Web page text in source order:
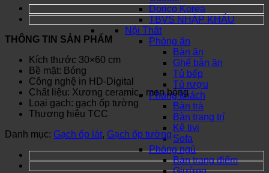
Dorico Korea
TBVS NHẬP KHẨU
Nội Thất
Phòng ăn
Bàn ăn
Ghế bàn ăn
Tủ bếp
Tủ rượu
Phòng khách
Bàn trà
Bàn trang trí
Kệ tivi
Sofa
Phòng ngủ
Bàn trang điểm
Giường
THÔNG TIN SẢN PHẨM
Kích thước 30×60 cm
Bề mặt: Bóng
Công nghệ in HD-Digital
Chất liệu: Xương ceramic , men bóng
Loại gạch: gạch ốp tường
Thương hiệu TCC
Danh mục: Gạch ốp lát, Gạch ốp tường